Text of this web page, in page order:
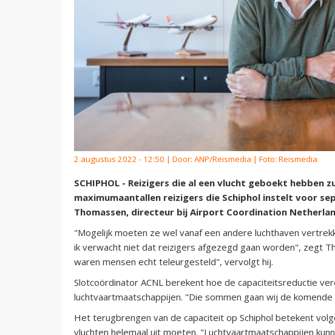
2 augustus 2022 - 12:50 | Door: ANP/Reismedia | Foto: Reismedia
SCHIPHOL - Reizigers die al een vlucht geboekt hebben
maximumaantallen reizigers die Schiphol instelt voor
Thomassen, directeur bij Airport Coordination
"Mogelijk moeten ze wel vanaf een andere luchthaven
ik verwacht niet dat reizigers afgezegd gaan worden", zegt
waren mensen echt teleurgesteld", vervolgt hij.
Slotcoördinator ACNL berekent hoe de capaciteitsreductie
luchtvaartmaatschappijen. "Die sommen gaan wij de
Het terugbrengen van de capaciteit op Schiphol betekent
vluchten helemaal uit moeten. "Luchtvaartmaatschappijen